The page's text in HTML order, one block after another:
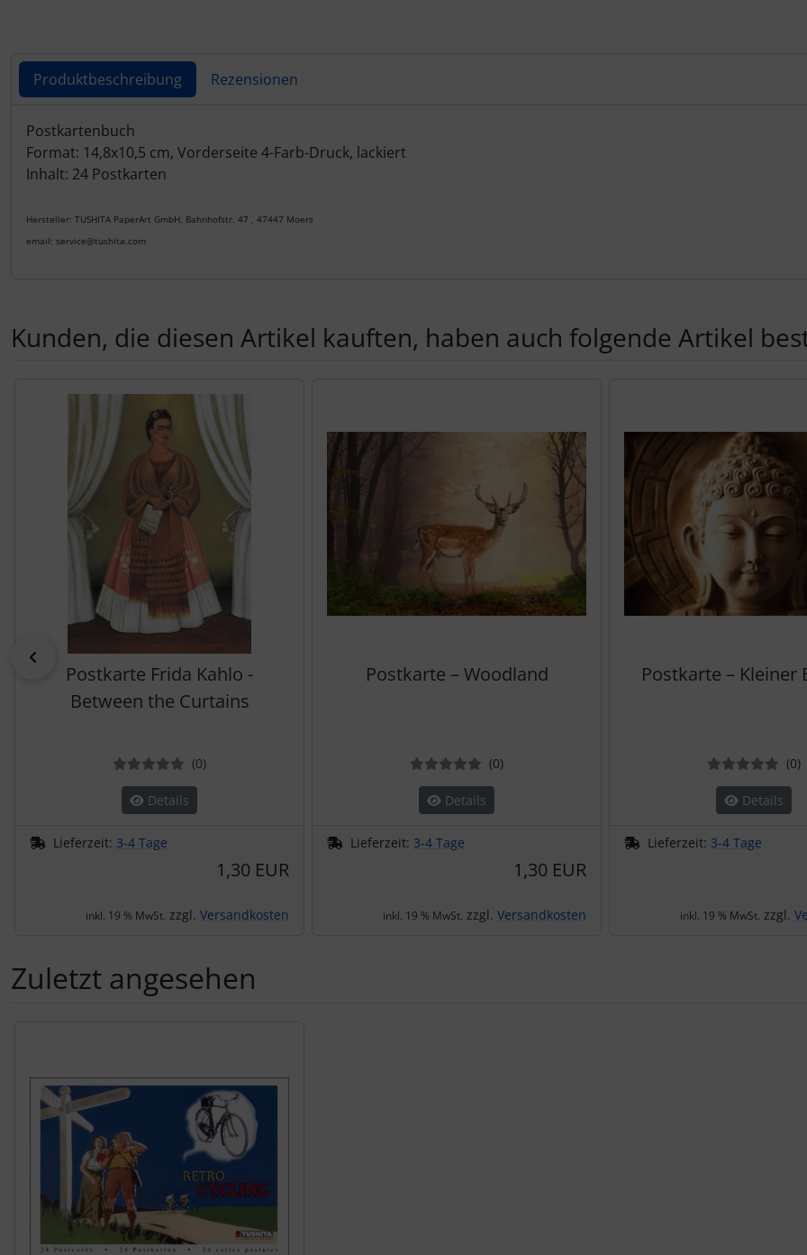
Produktbeschreibung Rezensionen
Produktbeschreibung
Postkartenbuch
Format: 14,8x10,5 cm, Vorderseite 4-Farb-Druck, lackiert
Inhalt: 24 Postkarten
Hersteller: TUSHITA PaperArt GmbH, Bahnhofstr. 47 , 47447 Moers
email: service@tushita.com
Kunden, die diesen Artikel kauften, haben auch folgende Artikel
zurück
Postkarte Frida Kahlo -
Between the Curtains
(0Bewertungen
)
Details
Lieferzeit: 3-4 Tage
1,30 EUR
inkl. 19 % MwSt. zzgl. Versandkosten
Postkarte – Woodland
(0Bewertungen
)
Details
Lieferzeit: 3-4 Tage
1,30 EUR
inkl. 19 % MwSt. zzgl. Versandkosten
Postkarte – Kleiner
(0)
Details
Lieferzeit: 3-4 Tage
inkl. 19 % MwSt. zzgl.
Zuletzt angesehen